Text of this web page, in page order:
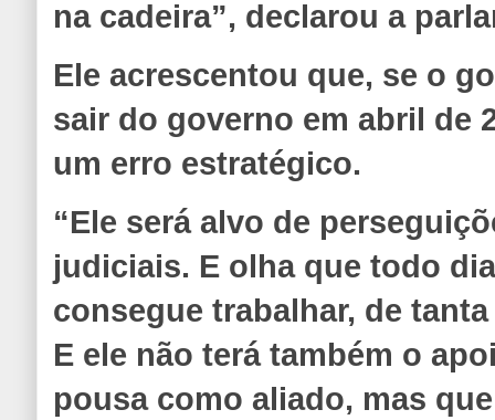
na cadeira”, declarou a
Ele acrescentou que, se o
sair do governo em abril de
um erro estratégico.
“Ele será alvo de
judiciais. E olha que todo
consegue trabalhar, de
E ele não terá também o
pousa como aliado, mas